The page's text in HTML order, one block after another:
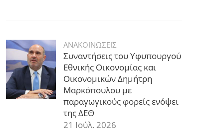
ΑΝΑΚΟΙΝΩΣΕΙΣ
Συναντήσεις του Υφυπουργού
Εθνικής Οικονομίας και
Οικονομικών Δημήτρη
Μαρκόπουλου με
παραγωγικούς φορείς ενόψει
της ΔΕΘ
21 Ιούλ. 2026